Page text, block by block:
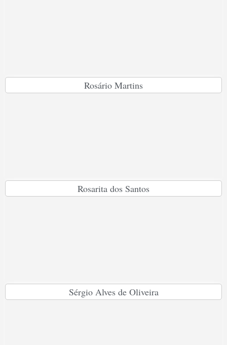
Rosário Martins
Rosarita dos Santos
Sérgio Alves de Oliveira